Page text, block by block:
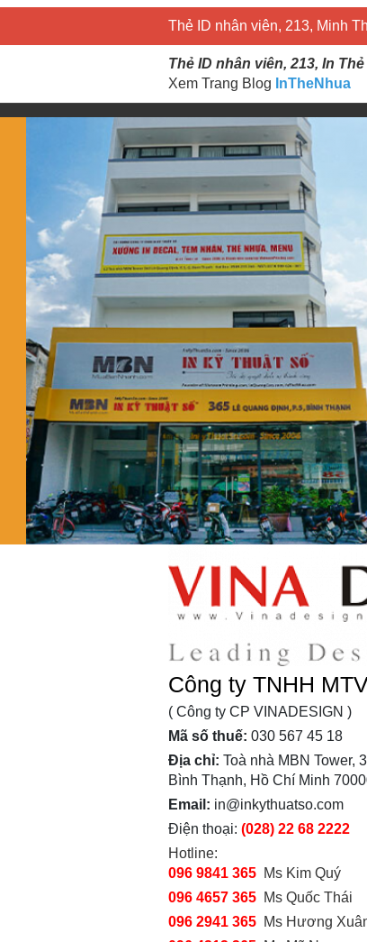
Thẻ ID nhân viên, 213, Minh
Thẻ ID nhân viên, 213, In
Xem Trang Blog InTheNhua
Công ty TNHH
( Công ty CP VINADESIGN )
Mã số thuế: 030 567 45 18
Địa chỉ: Toà nhà MBN Tower,
Bình Thạnh, Hồ Chí Minh
Email: in@inkythuatso.com
Điện thoại: (028) 22 68 2222
Hotline:
096 9841 365 Ms Kim Quý
096 4657 365 Ms Quốc Thái
096 2941 365 Ms Hương